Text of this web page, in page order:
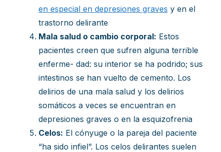
en especial en depresiones graves y en el
trastorno delirante
Mala salud o cambio corporal: Estos
pacientes creen que sufren alguna terrible
enferme- dad: su interior se ha podrido; sus
intestinos se han vuelto de cemento. Los
delirios de una mala salud y los delirios
somáticos a veces se encuentran en
depresiones graves o en la esquizofrenia
Celos: El cónyuge o la pareja del paciente
“ha sido infiel”. Los celos delirantes suelen